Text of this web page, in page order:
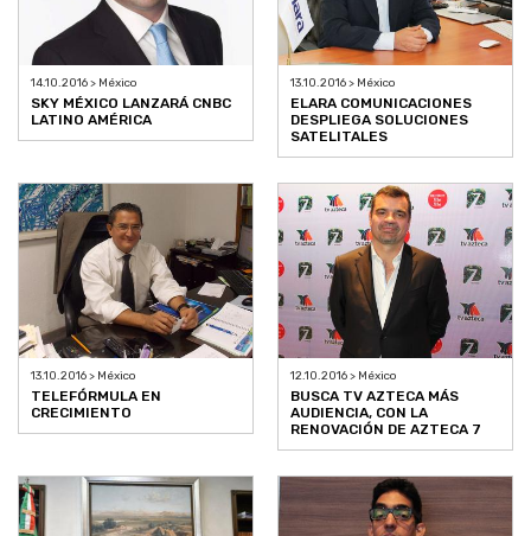
14.10.2016 > México
SKY MÉXICO LANZARÁ CNBC
LATINO AMÉRICA
13.10.2016 > México
ELARA COMUNICACIONES
DESPLIEGA SOLUCIONES
SATELITALES
13.10.2016 > México
TELEFÓRMULA EN
CRECIMIENTO
12.10.2016 > México
BUSCA TV AZTECA MÁS
AUDIENCIA, CON LA
RENOVACIÓN DE AZTECA 7